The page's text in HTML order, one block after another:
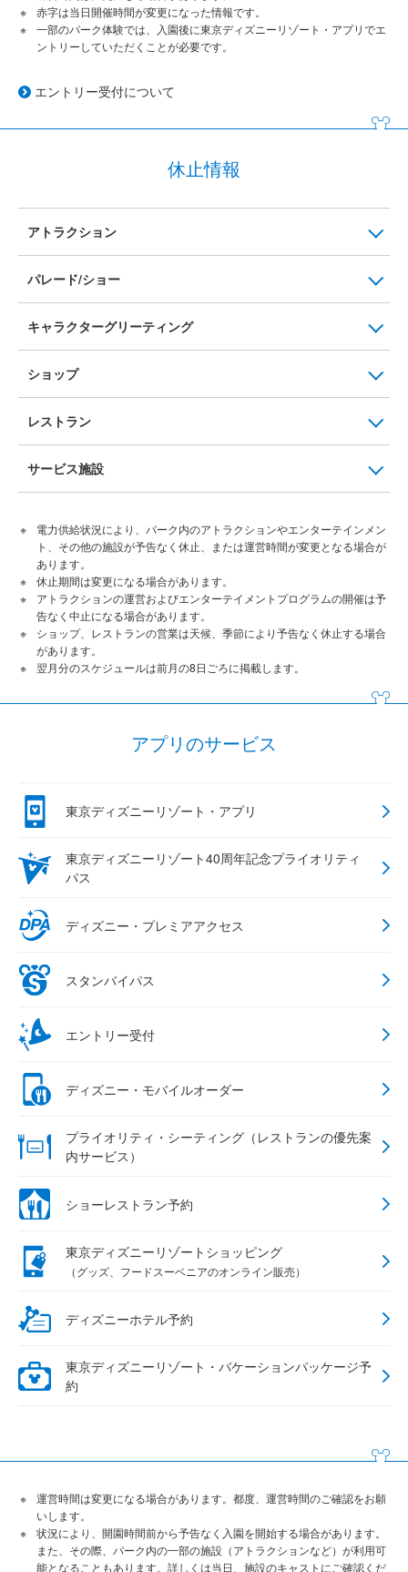
赤字は当日開催時間が変更になった情報です。
一部のパーク体験では、入園後に東京ディズニーリゾート・アプリでエ
ントリーしていただくことが必要です。
エントリー受付について
休止情報
アトラクション
パレード/ショー
キャラクターグリーティング
ショップ
レストラン
サービス施設
電力供給状況により、パーク内のアトラクションやエンターテインメン
ト、その他の施設が予告なく休止、または運営時間が変更となる場合が
あります。
休止期間は変更になる場合があります。
アトラクションの運営およびエンターテイメントプログラムの開催は予
告なく中止になる場合があります。
ショップ、レストランの営業は天候、季節により予告なく休止する場合
があります。
翌月分のスケジュールは前月の8日ごろに掲載します。
アプリのサービス
東京ディズニーリゾート・アプリ
東京ディズニーリゾート40周年記念プライオリティ
パス
ディズニー・プレミアアクセス
スタンバイパス
エントリー受付
ディズニー・モバイルオーダー
プライオリティ・シーティング（レストランの優先案
内サービス）
ショーレストラン予約
東京ディズニーリゾートショッピング
（グッズ、フードスーベニアのオンライン販売）
ディズニーホテル予約
東京ディズニーリゾート・バケーションパッケージ予
約
運営時間は変更になる場合があります。都度、運営時間のご確認をお願
いします。
状況により、開園時間前から予告なく入園を開始する場合があります。
また、その際、パーク内の一部の施設（アトラクションなど）が利用可
能となることもあります。詳しくは当日、施設のキャストにご確認くだ